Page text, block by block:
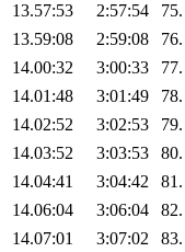
13.57:53
2:57:54 75.
13.59:08
2:59:08 76.
14.00:32
3:00:33 77.
14.01:48
3:01:49 78.
14.02:52
3:02:53 79.
14.03:52
3:03:53 80.
14.04:41
3:04:42 81.
14.06:04
3:06:04 82.
14.07:01
3:07:02 83.